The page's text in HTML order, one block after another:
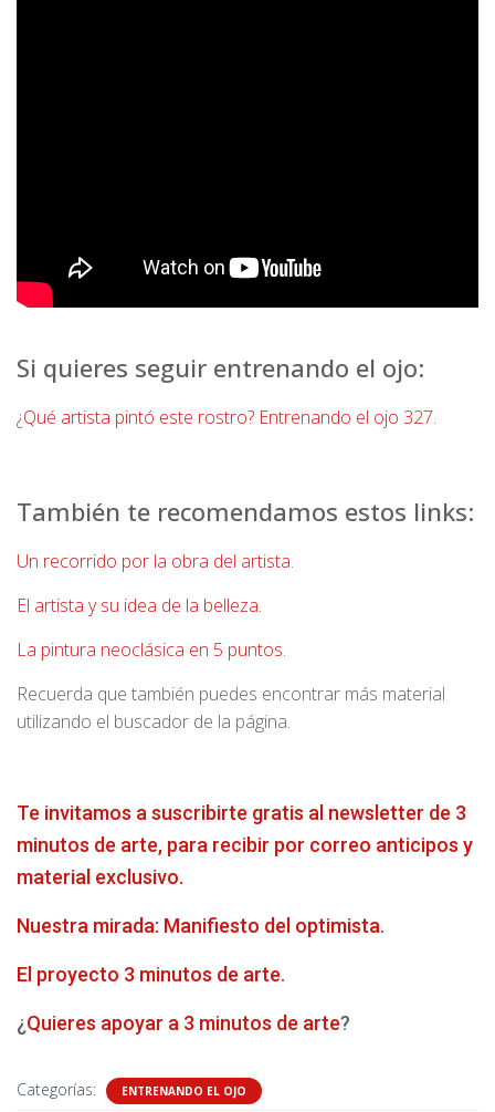
Si quieres seguir entrenando el ojo:
¿Qué artista pintó este rostro? Entrenando el ojo 327.
También te recomendamos estos links:
Un recorrido por la obra del artista.
El artista y su idea de la belleza.
La pintura neoclásica en 5 puntos.
Recuerda que también puedes encontrar más material
utilizando el buscador de la página.
Te invitamos a suscribirte gratis al newsletter de 3
minutos de arte, para recibir por correo anticipos y
material exclusivo.
Nuestra mirada: Manifiesto del optimista.
El proyecto 3 minutos de arte.
¿Quieres apoyar a 3 minutos de arte?
Categorías: ENTRENANDO EL OJO